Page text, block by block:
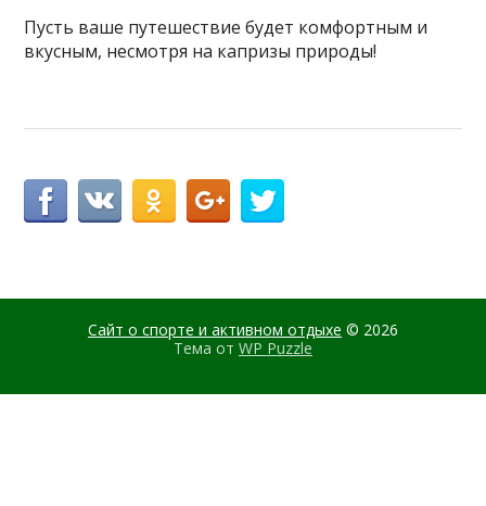
Пусть ваше путешествие будет комфортным и
вкусным, несмотря на капризы природы!
Сайт о спорте и активном отдыхе © 2026
Тема от WP Puzzle